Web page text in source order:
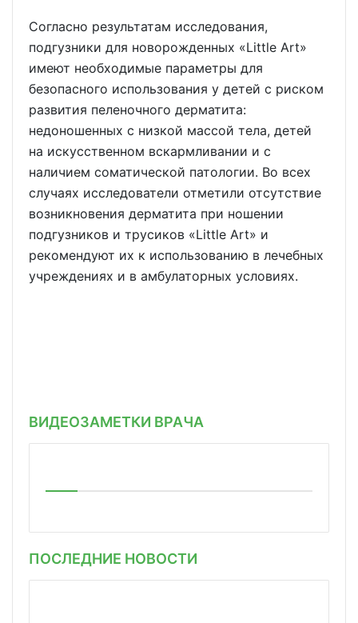
Согласно результатам исследования,
подгузники для новорожденных «Little Art»
имеют необходимые параметры для
безопасного использования у детей с риском
развития пеленочного дерматита:
недоношенных с низкой массой тела, детей
на искусственном вскармливании и с
наличием соматической патологии. Во всех
случаях исследователи отметили отсутствие
возникновения дерматита при ношении
подгузников и трусиков «Little Art» и
рекомендуют их к использованию в лечебных
учреждениях и в амбулаторных условиях.
ВИДЕОЗАМЕТКИ ВРАЧА
ПОСЛЕДНИЕ НОВОСТИ